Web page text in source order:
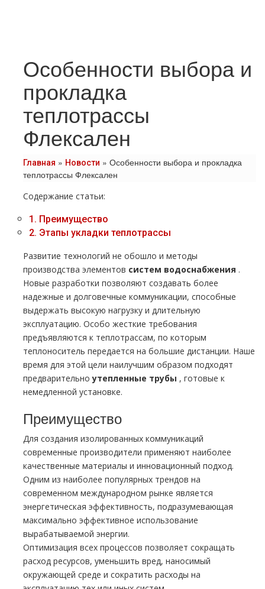
Особенности выбора и
прокладка
теплотрассы
Флексален
Главная » Новости » Особенности выбора и прокладка
теплотрассы Флексален
Содержание статьи:
1. Преимущество
2. Этапы укладки теплотрассы
Развитие технологий не обошло и методы
производства элементов систем вoдoснабжeния .
Новые разработки позволяют создавать более
надежные и долговечные коммуникации, способные
выдержать высокую нагрузку и длительную
эксплуатацию. Особо жесткие требования
предъявляются к теплотрассам, по которым
теплоноситель передается на большие дистанции. Наше
время для этой цели наилучшим образом подходят
предварительноутепленные тpубы , готовые к
немедленной установке.
Преимущество
Для создания изолированных коммуникаций
современные производители применяют наиболее
качественные материалы и инновационный подход.
Одним из наиболее популярных трендов на
современном международном рынке является
энергетическая эффективность, подразумевающая
максимально эффективное использование
вырабатываемой энергии.
Оптимизация всех процессов позволяет сокращать
расход ресурсов, уменьшить вред, наносимый
окружающей среде и сократить расходы на